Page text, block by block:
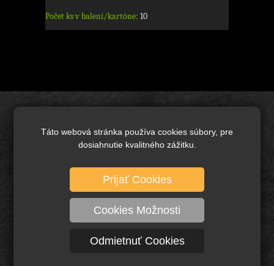
Táto webová stránka používa cookies súbory, pre
dosiahnutie kvalitného zážitku.
Prijať Cookies
Cookies Možnosti
Odmietnuť Cookies
Počet ks v balení/kartóne: 10
Brusivo základné
Diamantové brusivo
Technické kefy a pílové kotúče
Rezné nástroje, vrtáky a frézy